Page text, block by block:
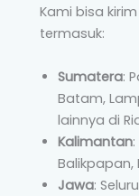
Kami bisa
termasuk:
Sumatera:
Batam,
lainnya di
Kalimantan
Balikpapan,
Jawa: